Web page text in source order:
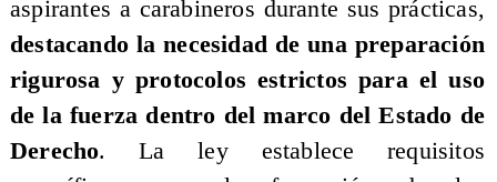
aspirantes a carabineros durante sus prácticas,
destacando la necesidad de una preparación
rigurosa y protocolos estrictos para el uso
de la fuerza dentro del marco del Estado de
Derecho. La ley establece requisitos